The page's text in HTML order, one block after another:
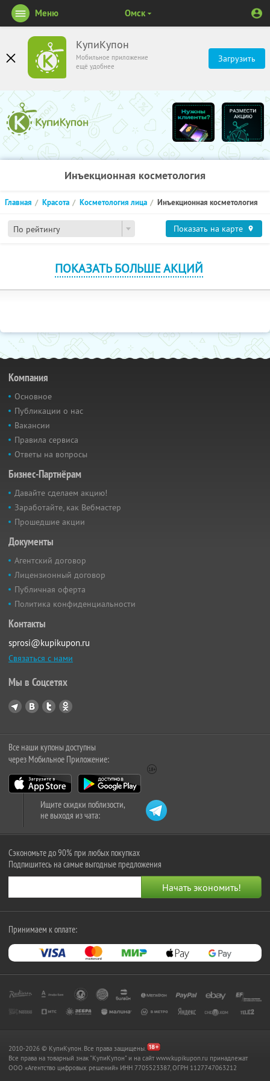
КупиКупон
Мобильное приложение
ещё удобнее
Загрузить
Меню Омск
Инъекционная косметология
По рейтингу
Главная Красота Косметология лица Инъекционная косметология
Показать на карте
ПОКАЗАТЬ БОЛЬШЕ АКЦИЙ
Компания
Основное
Публикации о нас
Вакансии
Правила сервиса
Ответы на вопросы
Бизнес-Партнёрам
Давайте сделаем акцию!
Заработайте, как Вебмастер
Прошедшие акции
Документы
Агентский договор
Лицензионный договор
Публичная оферта
Политика конфиденциальности
Контакты
sprosi@kupikupon.ru
Связаться с нами
Мы в Соцсетях
Все наши купоны доступны
через Мобильное Приложение:
Ищите скидки поблизости,
не выходя из чата:
Сэкономьте до 90% при любых покупках
Подпишитесь на самые выгодные предложения
Принимаем к оплате:
2010-2026 © КупиКупон. Все права защищены.
Все права на товарный знак "КупиКупон" и на сайт www.kupikupon.ru принадлежат
OOO «Агентство цифровых решений» ИНН 7705523387, ОГРН 1127747063212